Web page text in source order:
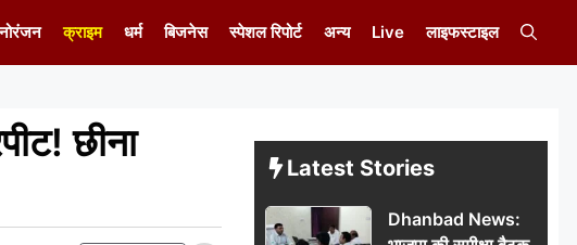
क्राइम धर्म बिजनेस स्पेशल रिपोर्ट अन्य Live लाइफस्टाइल
छीना
Latest Stories
Dhanbad News: